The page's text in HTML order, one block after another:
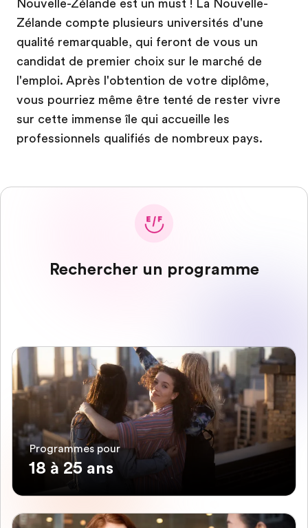
Nouvelle-Zélande est un must ! La Nouvelle-
Zélande compte plusieurs universités d'une
qualité remarquable, qui feront de vous un
candidat de premier choix sur le marché de
l'emploi. Après l'obtention de votre diplôme,
vous pourriez même être tenté de rester vivre
sur cette immense île qui accueille les
professionnels qualifiés de nombreux pays.
Rechercher un programme
Programmes pour
18 à 25 ans